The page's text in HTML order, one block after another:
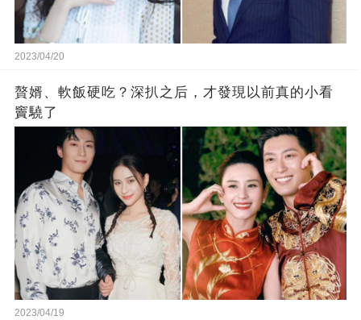
2023/04/20
贅婿、軟飯硬吃？深扒之后，才發現以前真的小看
竇驍了
2023/04/19